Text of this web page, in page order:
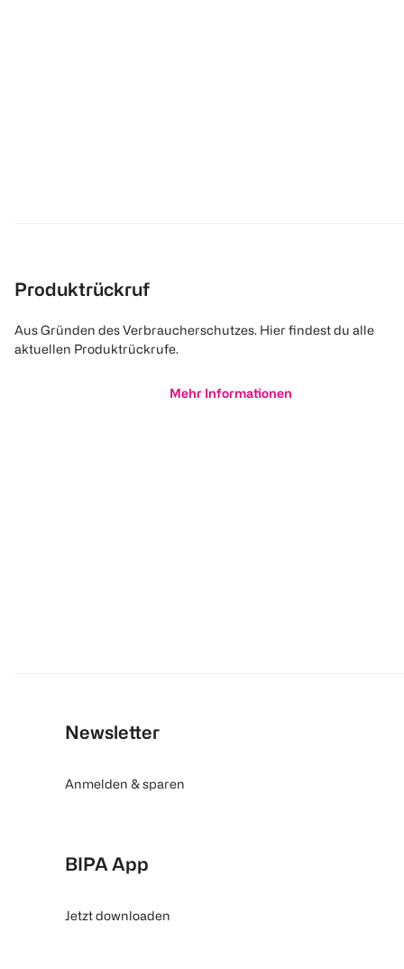
Produktrückruf
Aus Gründen des Verbraucherschutzes. Hier findest du alle
aktuellen Produktrückrufe.
Mehr Informationen
Newsletter
Anmelden & sparen
BIPA App
Jetzt downloaden